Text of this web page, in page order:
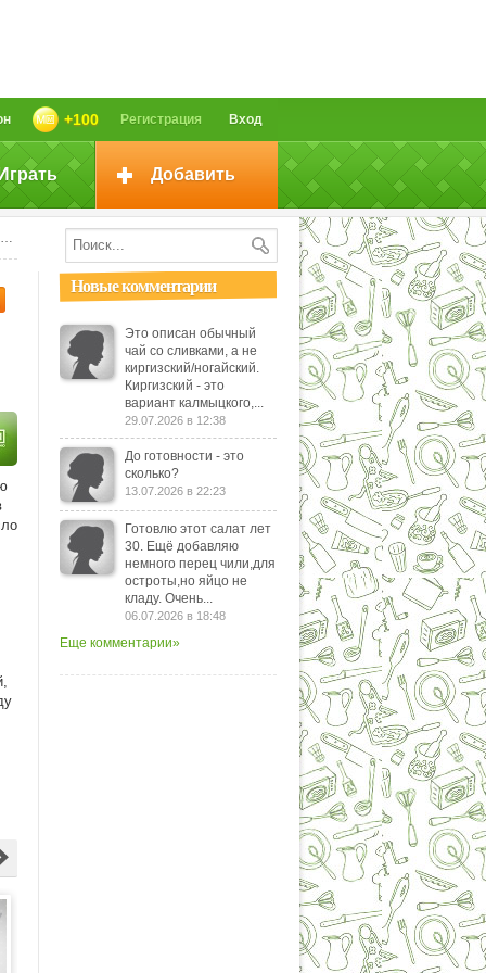
Вход
Регистрация
+100
Добавить
Новые комментарии
Это описан обычный
чай со сливками, а не
киргизский/ногайский.
Киргизский - это
вариант калмыцкого,...
29.07.2026 в 12:38
До готовности - это
сколько?
13.07.2026 в 22:23
Готовлю этот салат лет
30. Ещё добавляю
немного перец чили,для
остроты,но яйцо не
кладу. Очень...
06.07.2026 в 18:48
Еще комментарии»